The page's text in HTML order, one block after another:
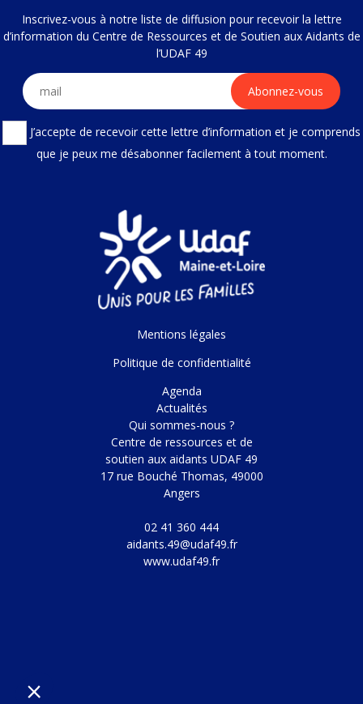
Inscrivez-vous à notre liste de diffusion pour recevoir la lettre
d’information du Centre de Ressources et de Soutien aux Aidants de
l’UDAF 49
J’accepte de recevoir cette lettre d’information et je comprends
que je peux me désabonner facilement à tout moment.
Mentions légales
Politique de confidentialité
Agenda
Actualités
Qui sommes-nous ?
Centre de ressources et de
soutien aux aidants UDAF 49
17 rue Bouché Thomas, 49000
Angers
02 41 360 444
aidants.49@udaf49.fr
www.udaf49.fr